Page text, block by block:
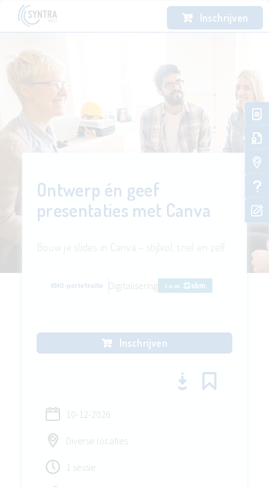
Inschrijven
Ontwerp én geef
presentaties met Canva
KMO-portefeuille Digitalisering
Inschrijven
10-12-2026
Diverse locaties
1 sessie